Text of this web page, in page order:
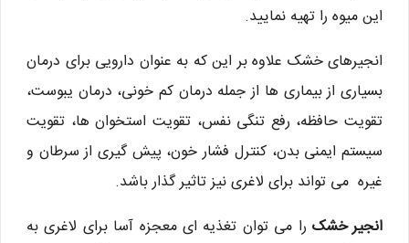
این میوه را تهیه نمایید.
انجیرهای خشک علاوه بر این که به عنوان دارویی برای درمان
بسیاری از بیماری ها از جمله درمان کم خونی، درمان یبوست،
تقویت حافظه، رفع تنگی نفس، تقویت استخوان ها، تقویت
سیستم ایمنی بدن، کنترل فشار خون، پیش گیری از سرطان و
غیره می تواند برای لاغری نیز تاثیر گذار باشد.
انجیر خشک را می توان تغذیه ای معجزه آسا برای لاغری به